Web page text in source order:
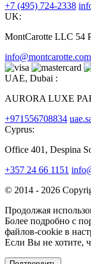
+7 (495) 724-2338
UK:
MontCarotte LLC 54
info@montcarotte.com
UAE, Dubai :
AURORA LUXE
+971556708834
Cyprus:
Office 401, Despina
+357 24 66 1151
© 2014 - 2026
Продолжая
Более подробно с
файлов-cookie в
Если Вы не хотите,